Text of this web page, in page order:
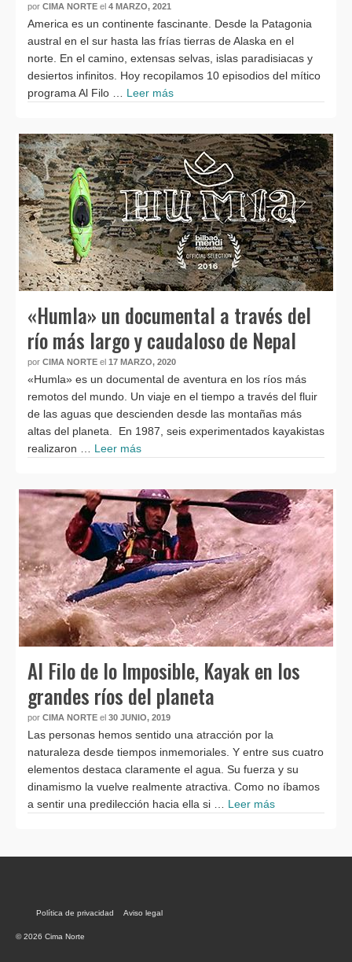
por CIMA NORTE el 4 MARZO, 2021
America es un continente fascinante. Desde la Patagonia
austral en el sur hasta las frías tierras de Alaska en el
norte. En el camino, extensas selvas, islas paradisiacas y
desiertos infinitos. Hoy recopilamos 10 episodios del mítico
programa Al Filo … Leer más
«Humla» un documental a través del
río más largo y caudaloso de Nepal
por CIMA NORTE el 17 MARZO, 2020
«Humla» es un documental de aventura en los ríos más
remotos del mundo. Un viaje en el tiempo a través del fluir
de las aguas que descienden desde las montañas más
altas del planeta. En 1987, seis experimentados kayakistas
realizaron … Leer más
Al Filo de lo Imposible, Kayak en los
grandes ríos del planeta
por CIMA NORTE el 30 JUNIO, 2019
Las personas hemos sentido una atracción por la
naturaleza desde tiempos inmemoriales. Y entre sus cuatro
elementos destaca claramente el agua. Su fuerza y su
dinamismo la vuelve realmente atractiva. Como no íbamos
a sentir una predilección hacia ella si … Leer más
Política de privacidad Aviso legal
© 2026 Cima Norte